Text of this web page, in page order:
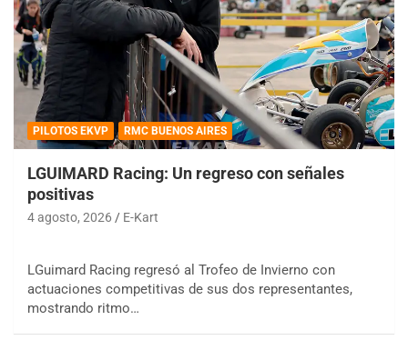
PILOTOS EKVP RMC BUENOS AIRES
LGUIMARD Racing: Un regreso con señales
positivas
4 agosto, 2026 E-Kart
LGuimard Racing regresó al Trofeo de Invierno con
actuaciones competitivas de sus dos representantes,
mostrando ritmo…